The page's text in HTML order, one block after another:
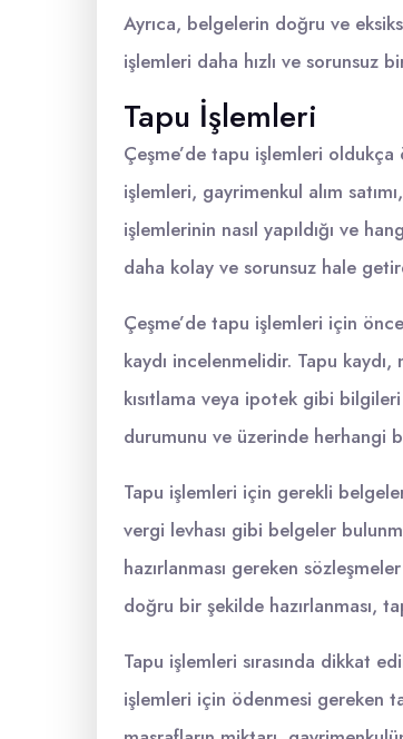
Ayrıca, belgelerin doğru ve
işlemleri daha hızlı ve sorunsuz
Tapu İşlemleri
Çeşme’de tapu işlemleri
işlemleri, gayrimenkul alım
işlemlerinin nasıl yapıldığı ve
daha kolay ve sorunsuz hale
Çeşme’de tapu işlemleri için
kaydı incelenmelidir. Tapu
kısıtlama veya ipotek gibi
durumunu ve üzerinde herhangi
Tapu işlemleri için gerekli
vergi levhası gibi belgeler
hazırlanması gereken
doğru bir şekilde hazırlanması,
Tapu işlemleri sırasında dikkat
işlemleri için ödenmesi gereken